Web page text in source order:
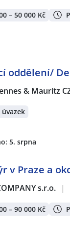
– 50 000 Kč
oddělení/
& Mauritz
úvazek
5. srpna
v Praze a
s.r.o. |
– 90 000 Kč